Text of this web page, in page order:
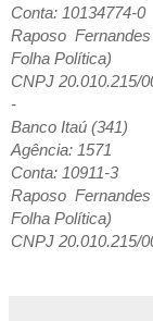
Conta: 10134774-0
Raposo
Folha Política)
CNPJ 20.010.215/
-
Banco Itaú (341)
Agência: 1571
Conta: 10911-3
Raposo
Folha Política)
CNPJ 20.010.215/